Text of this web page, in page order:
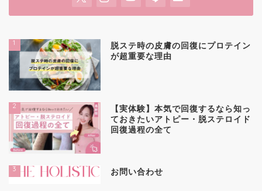
1
脱ステ時の皮膚の回復にプロテイン
が超重要な理由
2
【実体験】本気で回復するなら知っ
ておきたいアトピー・脱ステロイド
回復過程の全て
3 お問い合わせ